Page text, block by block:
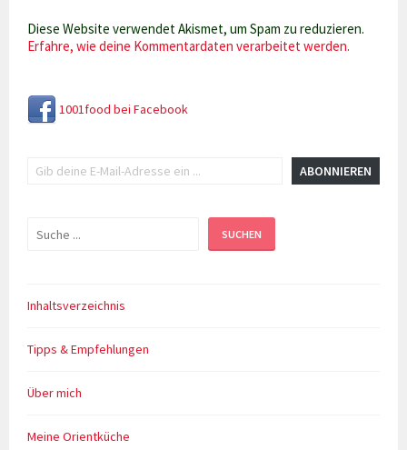
Diese Website verwendet Akismet, um Spam zu reduzieren.
Erfahre, wie deine Kommentardaten verarbeitet werden.
1001food bei Facebook
ABONNIEREN
Suchen SUCHEN
Inhaltsverzeichnis
Tipps & Empfehlungen
Über mich
Meine Orientküche